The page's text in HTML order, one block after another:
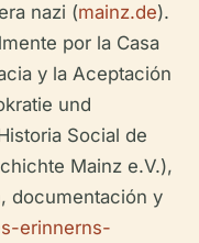
nazi (mainz.de).
por la Casa
y la Aceptación
und
Social de
Mainz e.V.),
documentación y
erinnerns-